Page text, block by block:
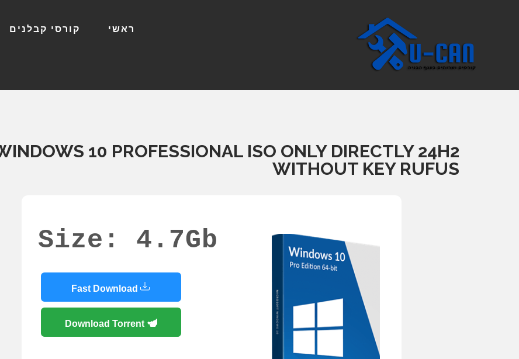
ראשי קורסי קבלנים
10 PROFESSIONAL ISO ONLY DIRECTLY 24H2
WITHOUT KEY RUFUS
Size: 4.7Gb
Fast Download